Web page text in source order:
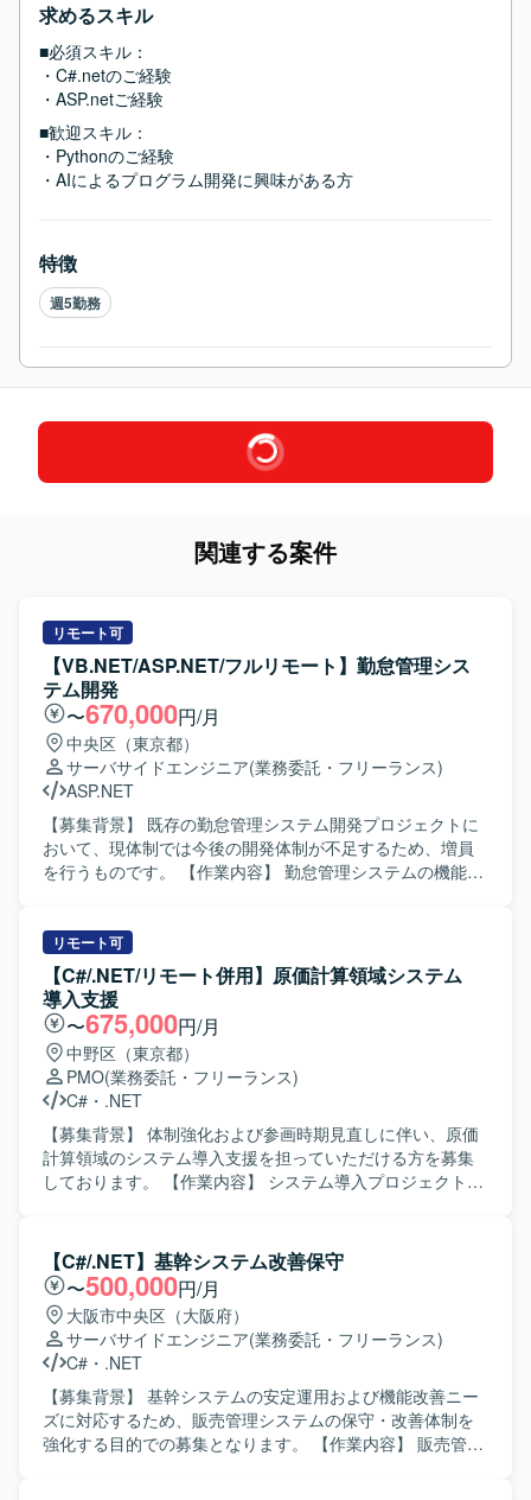
求めるスキル
■必須スキル：
・C#.netのご経験
・ASP.netご経験
■歓迎スキル：
・Pythonのご経験
・AIによるプログラム開発に興味がある方
特徴
週5勤務
関連する案件
リモート可
【VB.NET/ASP.NET/フルリモート】勤怠管理シス
テム開発
〜670,000円/月
中央区（東京都）
サーバサイドエンジニア(業務委託・フリーランス)
ASP.NET
【募集背景】 既存の勤怠管理システム開発プロジェクトに
おいて、現体制では今後の開発体制が不足するため、増員
を行うものです。 【作業内容】 勤怠管理システムの機能追
を用いたWebアプリケーション開発を行い、SQLを用いた
データベース連携やクエリ作成も実施していただきます。
既存機能の仕様把握や改修内容の整理、レビュー対応など
も行っていただきます。 【求める人物像】 開発メンバーや
関係者と能動的にコミュニケーションを取りながら、自ら
課題を発見し改善提案ができる方を求めております。既存
システムの仕様をキャッチアップしつつ、品質と効率の両
立を意識して開発を進められる方が望ましいです。 【ポジ
ションの魅力】 業務系Webアプリケーション開発におい
て、基本設計から単体テストまで一貫して携わることがで
きるため、上流から下流までの開発経験を積むことができ
す。 【開発環境】 VB.NETおよびASP.NETを用いたWebア
プリケーション開発環境上で、SQLを利用したデータベー
ス連携を行います。
リモート可
【C#/.NET/リモート併用】原価計算領域システム
導入支援
〜675,000円/月
中野区（東京都）
PMO(業務委託・フリーランス)
C# ・ .NET
【募集背景】 体制強化および参画時期見直しに伴い、原価
計算領域のシステム導入支援を担っていただける方を募集
しております。 【作業内容】 システム導入プロジェクトに
ける業務支援を中心に対応していただきます。 プロジェク
トリーダーの補佐として、設計内容の整理や関係者との調
整などを行っていただきます。 【求める人物像】 会計や生
産管理の業務を理解しながら、システム導入に主体的に関
わっていただける方を求めております。 リーダー補佐とし
て周囲とコミュニケーションを取りつつ、責任感を持って
業務を推進いただける方を歓迎いたします。 【ポジション
の魅力】 管理会計・原価計算領域に特化した業務知識を活
かしつつ、システム導入プロジェクトの上流工程に関わる
【C#/.NET】基幹システム改善保守
〜500,000円/月
大阪市中央区（大阪府）
サーバサイドエンジニア(業務委託・フリーランス)
C# ・ .NET
【募集背景】 基幹システムの安定運用および機能改善ニー
ズに対応するため、販売管理システムの保守・改善体制を
強化する目的での募集となります。 【作業内容】 販売管理